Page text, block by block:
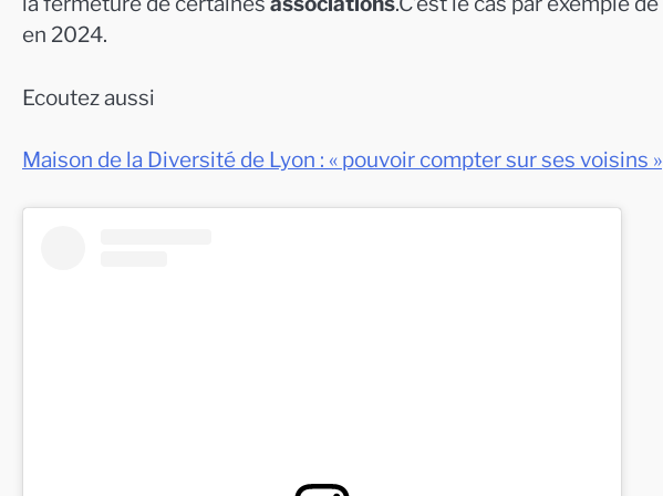
en 2024.
Ecoutez aussi
Maison de la Diversité de Lyon : « pouvoir compter sur ses voisins »